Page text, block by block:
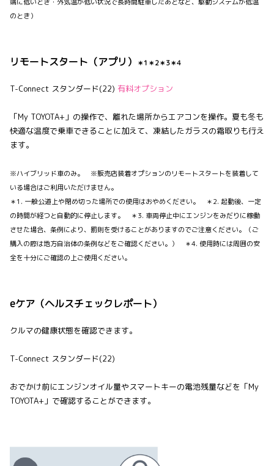
のとき）
リモートスタート（アプリ） ＊1＊2＊3＊4
T-Connect スタンダード(22) 有料オプション
「My TOYOTA+」の操作で、離れた場所からエアコンを操作。夏も冬も
快適な温度で乗車できることに加えて、凍結したガラスの霜取りも行え
ます。
※ハイブリッド車のみ。 ※販売店装着オプションのリモートスタートを装着して
いる場合はご利用いただけません。
＊1. 一般公道上や閉め切った場所での使用はおやめください。 ＊2. 起動後、一定
の時間が経つと自動的に停止します。 ＊3. 車両停止中にエンジンをみだりに稼働
させた場合、条例により、罰則を受けることがありますのでご注意ください。（ご
購入の際は地方自治体の条例などをご確認ください。） ＊4. 使用時には周囲の安
全を十分にご確認の上ご使用ください。
eケア（ヘルスチェックレポート）
クルマの健康状態を確認できます。
T-Connect スタンダード(22)
おでかけ前にエンジンオイル量やスマートキーの電池残量などを「My
TOYOTA+」で確認することができます。